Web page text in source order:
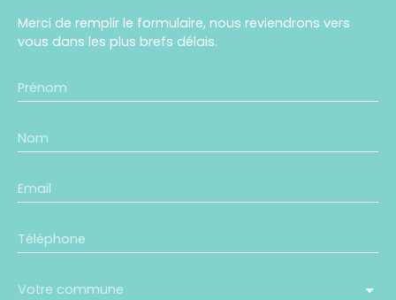
Merci de remplir le formulaire, nous reviendrons vers
vous dans les plus brefs délais.
Prénom
Nom
Email
Téléphone
Votre commune